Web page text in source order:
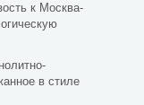
к Москва-
в стиле